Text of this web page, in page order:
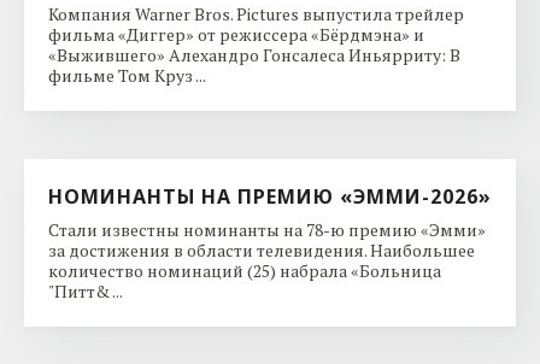
Компания Warner Bros. Pictures выпустила трейлер
фильма «Диггер» от режиссера «Бёрдмэна» и
«Выжившего» Алехандро Гонсалеса Иньярриту: В
фильме Том Круз ...
НОМИНАНТЫ НА ПРЕМИЮ «ЭММИ-2026»
Стали известны номинанты на 78-ю премию «Эмми»
за достижения в области телевидения. Наибольшее
количество номинаций (25) набрала «Больница
"Питт& ...